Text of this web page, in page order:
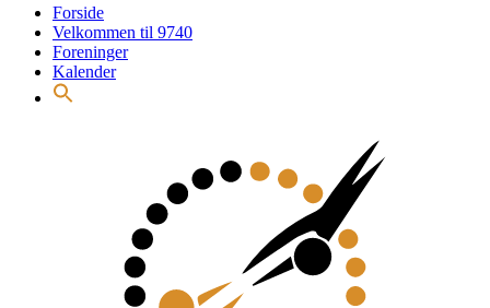
Forside
Velkommen til 9740
Foreninger
Kalender